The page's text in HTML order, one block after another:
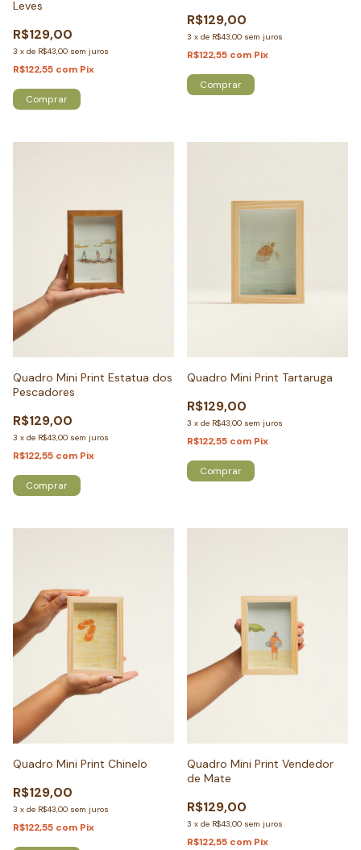
Leves
R$129,00
3 x de R$43,00 sem juros
R$122,55 com Pix
Comprar
R$129,00
3 x de R$43,00 sem juros
R$122,55 com Pix
Comprar
Quadro Mini Print Estatua dos
Pescadores
R$129,00
3 x de R$43,00 sem juros
R$122,55 com Pix
Comprar
Quadro Mini Print Tartaruga
R$129,00
3 x de R$43,00 sem juros
R$122,55 com Pix
Comprar
Quadro Mini Print Chinelo
R$129,00
3 x de R$43,00 sem juros
R$122,55 com Pix
Quadro Mini Print Vendedor
de Mate
R$129,00
3 x de R$43,00 sem juros
R$122,55 com Pix